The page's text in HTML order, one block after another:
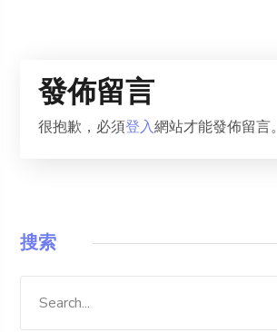
發佈留言
很抱歉，必須登入網站才能發佈留言。
搜索